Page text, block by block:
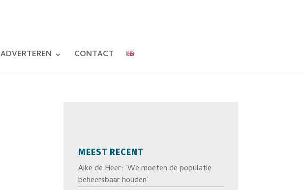
ADVERTEREN CONTACT
MEEST RECENT
Aike de Heer: ‘We moeten de populatie
beheersbaar houden’